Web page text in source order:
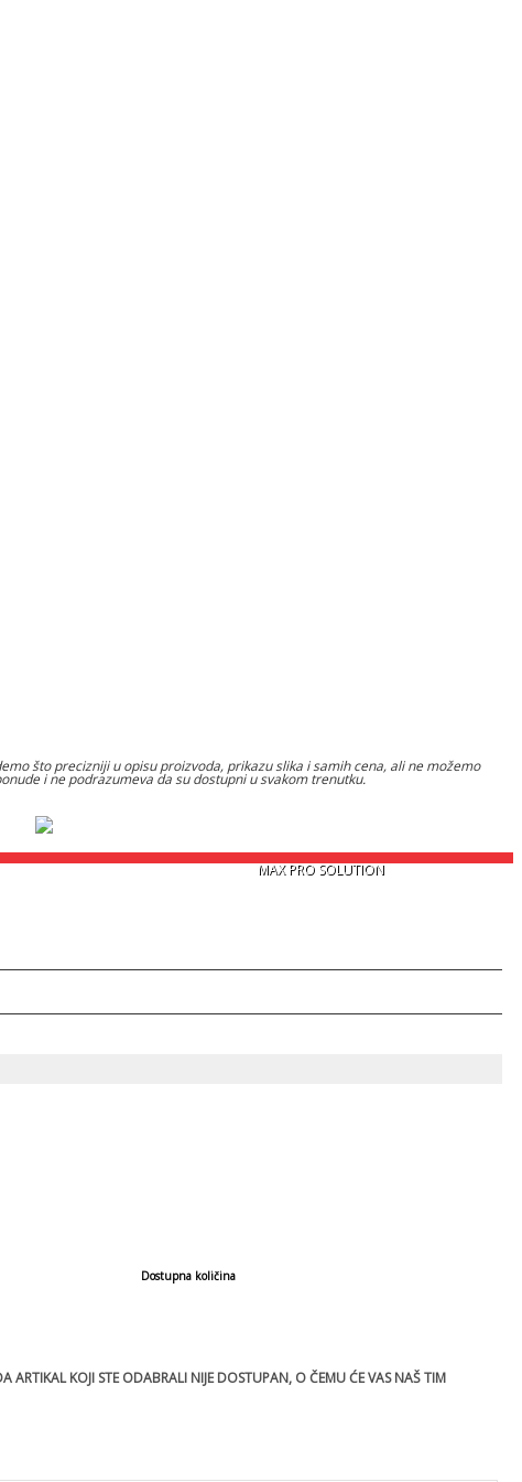
što precizniji u opisu proizvoda, prikazu slika i samih cena, ali ne možemo
i ne podrazumeva da su dostupni u svakom trenutku.
Copyright © 2026MAX PRO SOLUTION. Sva prava zadržana
Dostupna količina
KOJI STE ODABRALI NIJE DOSTUPAN, O ČEMU ĆE VAS NAŠ TIM